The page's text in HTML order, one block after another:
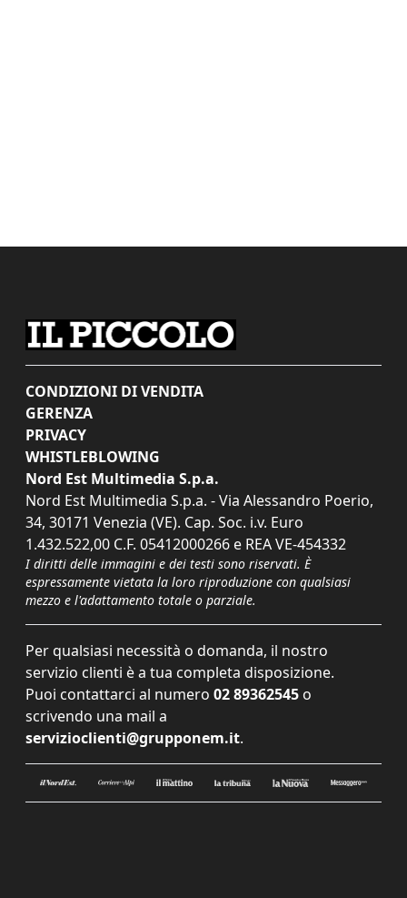
CONDIZIONI DI VENDITA
GERENZA
PRIVACY
WHISTLEBLOWING
Nord Est Multimedia S.p.a.
Nord Est Multimedia S.p.a. - Via Alessandro Poerio,
34, 30171 Venezia (VE). Cap. Soc. i.v. Euro
1.432.522,00 C.F. 05412000266 e REA VE-454332
I diritti delle immagini e dei testi sono riservati. È
espressamente vietata la loro riproduzione con qualsiasi
mezzo e l'adattamento totale o parziale.
Per qualsiasi necessità o domanda, il nostro
servizio clienti è a tua completa disposizione.
Puoi contattarci al numero 02 89362545 o
scrivendo una mail a
servizioclienti@grupponem.it.